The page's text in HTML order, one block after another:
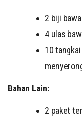
2 biji
4 ulas
10
Bahan Lain:
2 paket